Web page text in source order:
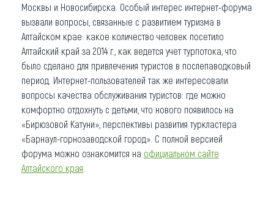
Москвы и Новосибирска. Особый интерес интернет-форума
вызвали вопросы, связанные с развитием туризма в
Алтайском крае: какое количество человек посетило
Алтайский край за 2014 г., как ведется учет турпотока, что
было сделано для привлечения туристов в послепаводковый
период. Интернет-пользователей так же интересовали
вопросы качества обслуживания туристов: где можно
комфортно отдохнуть с детьми, что нового появилось на
«Бирюзовой Катуни», перспективы развития туркластера
«Барнаул-горнозаводской город». С полной версией
форума можно ознакомится на официальном сайте
Алтайского края